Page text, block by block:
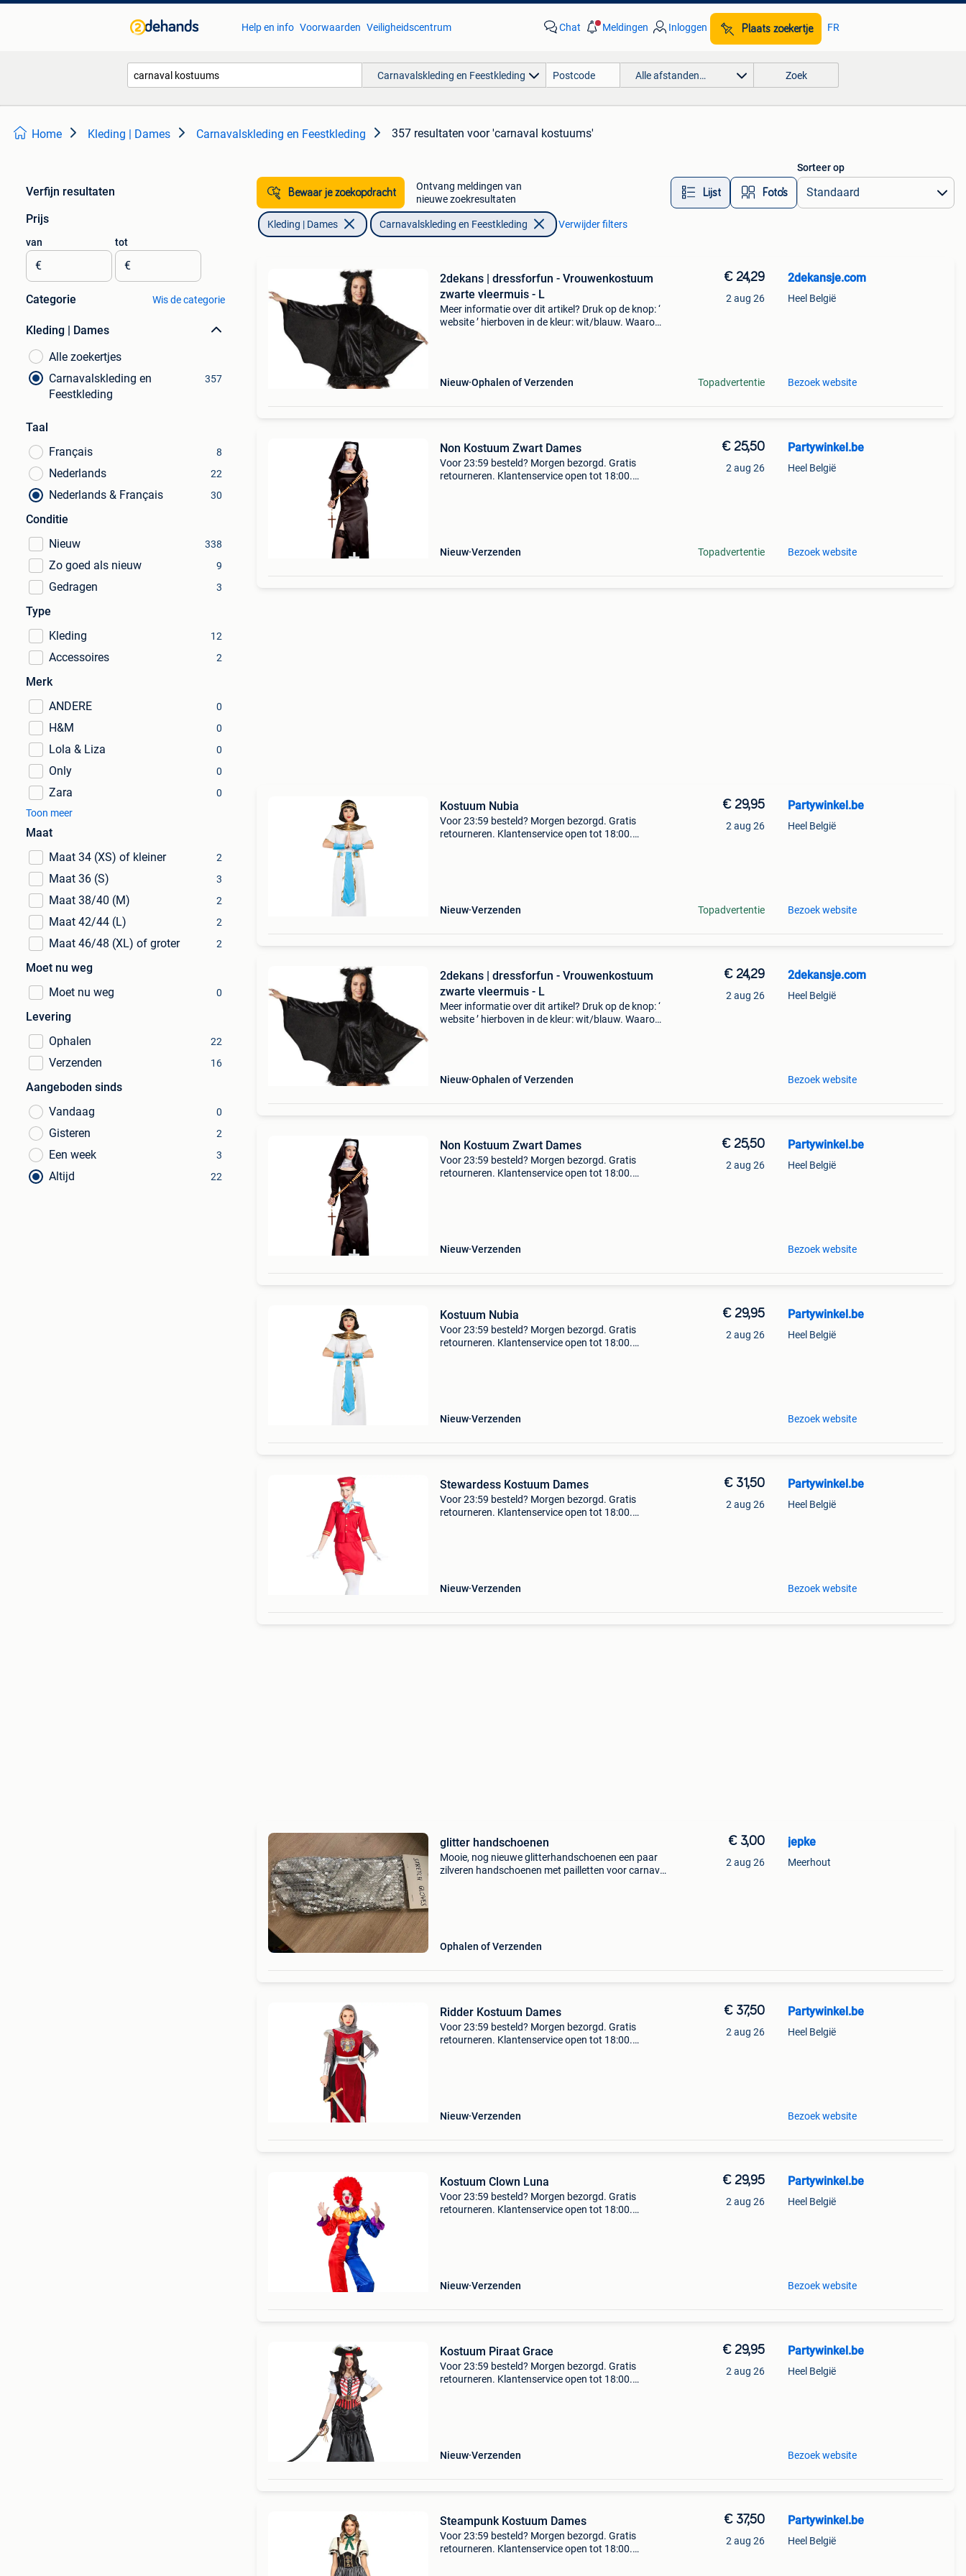
Help en info Voorwaarden Veiligheidscentrum Chat Meldingen Inloggen Plaats zoekertje FR
Carnavalskleding en Feestkleding Alle afstanden… Zoek
Home Kleding | Dames Carnavalskleding en Feestkleding 357 resultaten voor 'carnaval kostuums'
Verfijn resultaten
Prijs
van
€
tot
€
Categorie Wis de categorie
Kleding | Dames
Alle zoekertjes
Carnavalskleding en
Feestkleding
357
Taal
Français
8
Nederlands 22
Nederlands & Français 30
Conditie
Nieuw
338
Zo goed als nieuw 9
Gedragen 3
Type
Kleding
12
Accessoires 2
Merk
ANDERE
0
H&M 0
Lola & Liza 0
Only 0
Zara
0
Toon meer
Maat
Maat 34 (XS) of kleiner
2
Maat 36 (S) 3
Maat 38/40 (M) 2
Maat 42/44 (L) 2
Maat 46/48 (XL) of groter 2
Moet nu weg
Moet nu weg
0
Levering
Ophalen
22
Verzenden 16
Aangeboden sinds
Vandaag
0
Gisteren 2
Een week 3
Altijd 22
Bewaar je zoekopdracht
Ontvang meldingen van
nieuwe zoekresultaten
Lijst Foto’s
Sorteer op
Kleding | Dames Carnavalskleding en Feestkleding Verwijder filters
2dekans | dressforfun - Vrouwenkostuum
zwarte vleermuis - L
Meer informatie over dit artikel? Druk op de knop: ‘
website ’ hierboven in de kleur: wit/blauw. Waarom
Nieuw Ophalen of Verzenden
€ 24,29
2 aug 26
Topadvertentie
2dekansje.com
Heel België
Bezoek website
Non Kostuum Zwart Dames
Voor 23:59 besteld? Morgen bezorgd. Gratis
retourneren. Klantenservice open tot 18:00.
Nieuw Verzenden
€ 25,50
2 aug 26
Topadvertentie
Partywinkel.be
Heel België
Bezoek website
Kostuum Nubia
Voor 23:59 besteld? Morgen bezorgd. Gratis
retourneren. Klantenservice open tot 18:00.
Nieuw Verzenden
€ 29,95
2 aug 26
Topadvertentie
Partywinkel.be
Heel België
Bezoek website
2dekans | dressforfun - Vrouwenkostuum
zwarte vleermuis - L
Meer informatie over dit artikel? Druk op de knop: ‘
website ’ hierboven in de kleur: wit/blauw. Waarom
Nieuw Ophalen of Verzenden
€ 24,29
2 aug 26
2dekansje.com
Heel België
Bezoek website
Non Kostuum Zwart Dames
Voor 23:59 besteld? Morgen bezorgd. Gratis
retourneren. Klantenservice open tot 18:00.
Nieuw Verzenden
€ 25,50
2 aug 26
Partywinkel.be
Heel België
Bezoek website
Kostuum Nubia
Voor 23:59 besteld? Morgen bezorgd. Gratis
retourneren. Klantenservice open tot 18:00.
Nieuw Verzenden
€ 29,95
2 aug 26
Partywinkel.be
Heel België
Bezoek website
Stewardess Kostuum Dames
Voor 23:59 besteld? Morgen bezorgd. Gratis
retourneren. Klantenservice open tot 18:00.
Nieuw Verzenden
€ 31,50
2 aug 26
Partywinkel.be
Heel België
Bezoek website
glitter handschoenen
Mooie, nog nieuwe glitterhandschoenen een paar
zilveren handschoenen met pailletten voor carnaval
Ophalen of Verzenden
€ 3,00
2 aug 26
jepke
Meerhout
Ridder Kostuum Dames
Voor 23:59 besteld? Morgen bezorgd. Gratis
retourneren. Klantenservice open tot 18:00.
Nieuw Verzenden
€ 37,50
2 aug 26
Partywinkel.be
Heel België
Bezoek website
Kostuum Clown Luna
Voor 23:59 besteld? Morgen bezorgd. Gratis
retourneren. Klantenservice open tot 18:00.
Nieuw Verzenden
€ 29,95
2 aug 26
Partywinkel.be
Heel België
Bezoek website
Kostuum Piraat Grace
Voor 23:59 besteld? Morgen bezorgd. Gratis
retourneren. Klantenservice open tot 18:00.
Nieuw Verzenden
€ 29,95
2 aug 26
Partywinkel.be
Heel België
Bezoek website
Steampunk Kostuum Dames
Voor 23:59 besteld? Morgen bezorgd. Gratis
retourneren. Klantenservice open tot 18:00.
€ 37,50
2 aug 26
Partywinkel.be
Heel België